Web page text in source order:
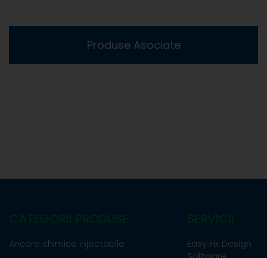
Produse Asociate
Ancore chimice injectabile
Easy Fix Design